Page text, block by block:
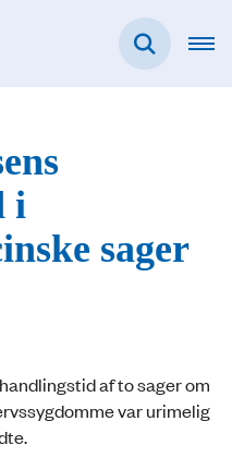
i
sager
af to sager om
var urimelig